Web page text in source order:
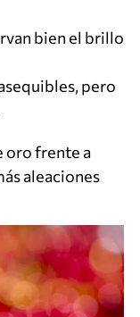
bien el brillo
pero
oro frente a
aleaciones